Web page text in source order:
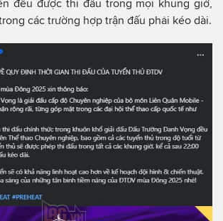
đều được thi đấu trong mọi khung giờ,
các trường hợp trận đấu phải kéo dài.